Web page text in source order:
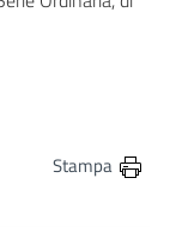
su Twitter
pagina su Linkedin
questa pagina via
Stampa